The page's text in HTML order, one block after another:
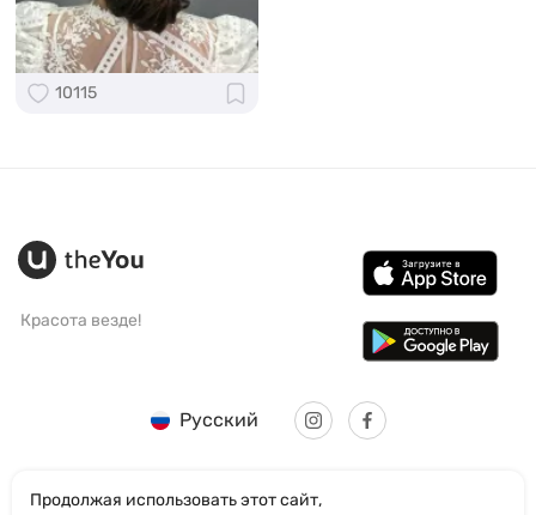
10115
Красота везде!
Русский
Продолжая использовать этот сайт,